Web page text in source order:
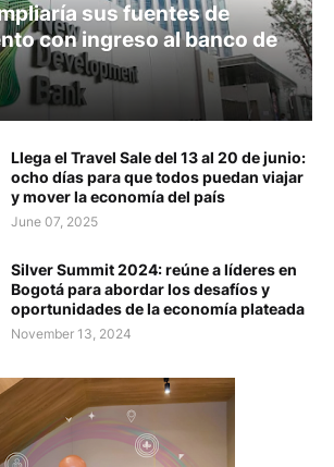
sus fuentes de
con ingreso al banco de
Llega el Travel Sale del 13 al 20 de junio:
ocho días para que todos puedan viajar
y mover la economía del país
June 07, 2025
Silver Summit 2024: reúne a líderes en
Bogotá para abordar los desafíos y
oportunidades de la economía plateada
November 13, 2024